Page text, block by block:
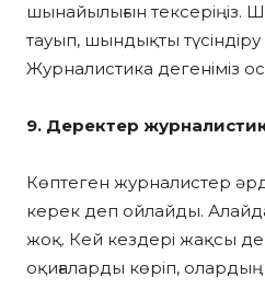
шынайылығын тексеріңіз.
тауып, шындықты
Журналистика дегеніміз
9. Деректер
Көптеген журналистер
керек деп ойлайды.
жоқ. Кей кездері жақсы
оқиғаларды көріп,